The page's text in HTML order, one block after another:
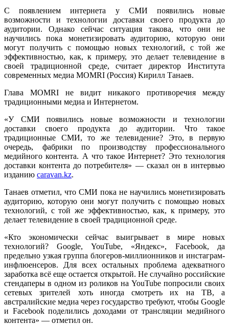
С появлением интернета у СМИ появились новые
возможности и технологии доставки своего продукта до
аудитории. Однако сейчас ситуация такова, что они не
научились пока монетизировать аудиторию, которую они
могут получить с помощью новых технологий, с той же
эффективностью, как, к примеру, это делает телевидение в
своей традиционной среде, считает директор Института
современных медиа MOMRI (Россия) Кирилл Танаев.
Глава MOMRI не видит никакого противоречия между
традиционными медиа и Интернетом.
«У СМИ появились новые возможности и технологии
доставки своего продукта до аудитории. Что такое
традиционные СМИ, то же телевидение? Это, в первую
очередь, фабрики по производству профессионального
медийного контента. А что такое Интернет? Это технология
доставки контента до потребителя» — сказал он в интервью
изданию caravan.kz.
Танаев отметил, что СМИ пока не научились монетизировать
аудиторию, которую они могут получить с помощью новых
технологий, с той же эффективностью, как, к примеру, это
делает телевидение в своей традиционной среде.
«Кто экономически сейчас выигрывает в мире новых
технологий? Google, YouTube, «Яндекс», Facebook, да
предельно узкая группа блогеров-миллионников и инстаграм-
инфлюенсеров. Для всех остальных проблема адекватного
заработка всё еще остается открытой. Не случайно российские
стендаперы в одном из роликов на YouTube попросили своих
сетевых зрителей хоть иногда смотреть их на ТВ, а
австралийские медиа через государство требуют, чтобы Google
и Facebook поделились доходами от трансляции медийного
контента» — отметил он.